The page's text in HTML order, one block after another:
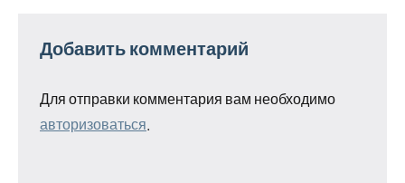
Добавить комментарий
Для отправки комментария вам необходимо
авторизоваться